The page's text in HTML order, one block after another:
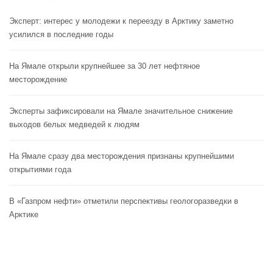
Эксперт: интерес у молодежи к переезду в Арктику заметно
усилился в последние годы
На Ямале открыли крупнейшее за 30 лет нефтяное
месторождение
Эксперты зафиксировали на Ямале значительное снижение
выходов белых медведей к людям
На Ямале сразу два месторождения признаны крупнейшими
открытиями года
В «Газпром нефти» отметили перспективы геологоразведки в
Арктике